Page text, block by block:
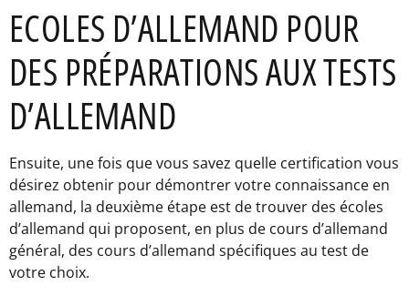
ECOLES D’ALLEMAND POUR
DES PRÉPARATIONS AUX TESTS
D’ALLEMAND
Ensuite, une fois que vous savez quelle certification vous
désirez obtenir pour démontrer votre connaissance en
allemand, la deuxième étape est de trouver des écoles
d’allemand qui proposent, en plus de cours d’allemand
général, des cours d’allemand spécifiques au test de
votre choix.